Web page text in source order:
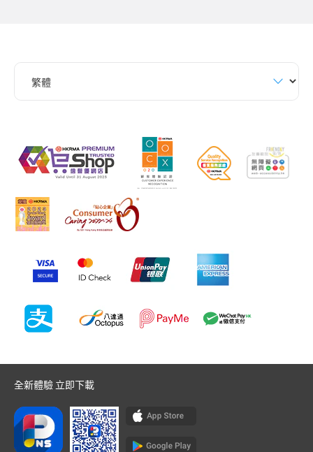
全新體驗 立即下載